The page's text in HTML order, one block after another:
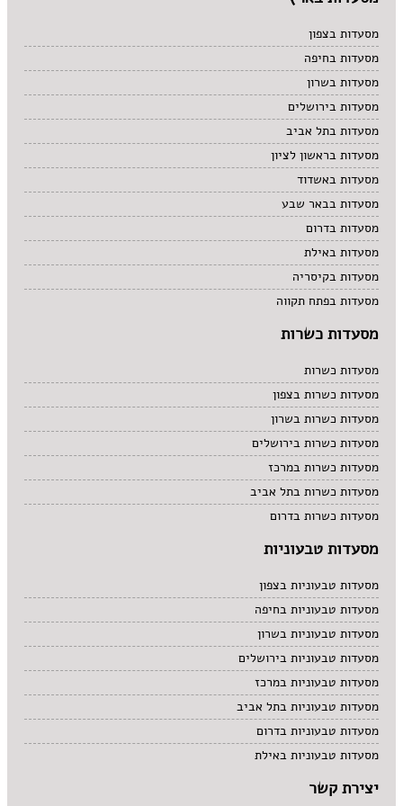
מסעדות בצפון
מסעדות בחיפה
מסעדות בשרון
מסעדות בירושלים
מסעדות בתל אביב
מסעדות בראשון לציון
מסעדות באשדוד
מסעדות בבאר שבע
מסעדות בדרום
מסעדות באילת
מסעדות בקיסריה
מסעדות בפתח תקווה
מסעדות כשרות
מסעדות כשרות
מסעדות כשרות בצפון
מסעדות כשרות בשרון
מסעדות כשרות בירושלים
מסעדות כשרות במרכז
מסעדות כשרות בתל אביב
מסעדות כשרות בדרום
מסעדות טבעוניות
מסעדות טבעוניות בצפון
מסעדות טבעוניות בחיפה
מסעדות טבעוניות בשרון
מסעדות טבעוניות בירושלים
מסעדות טבעוניות במרכז
מסעדות טבעוניות בתל אביב
מסעדות טבעוניות בדרום
מסעדות טבעוניות באילת
יצירת קשר